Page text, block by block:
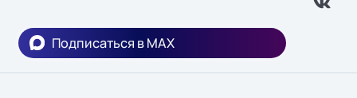
Подписаться в MAX